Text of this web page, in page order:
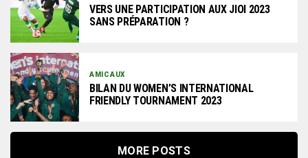
VERS UNE PARTICIPATION AUX JIOI 2023
SANS PRÉPARATION ?
AMICAUX
BILAN DU WOMEN’S INTERNATIONAL
FRIENDLY TOURNAMENT 2023
MORE POSTS